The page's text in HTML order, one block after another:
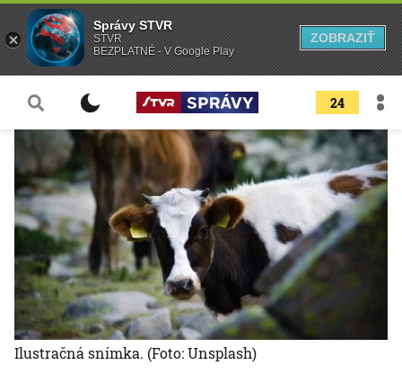
24
Ilustračná snímka. (Foto: Unsplash)
Správy STVR
STVR
BEZPLATNÉ - V Google Play
ZOBRAZIŤ